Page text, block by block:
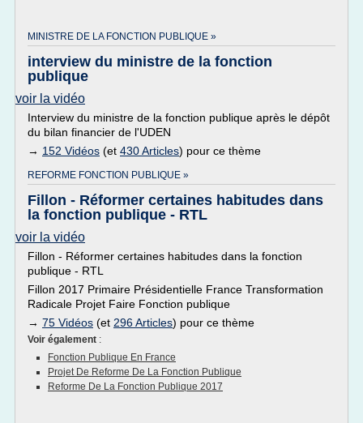
MINISTRE DE LA FONCTION PUBLIQUE »
interview du ministre de la fonction
publique
voir la vidéo
Interview du ministre de la fonction publique après le dépôt
du bilan financier de l'UDEN
→ 152 Vidéos (et 430 Articles) pour ce thème
REFORME FONCTION PUBLIQUE »
Fillon - Réformer certaines habitudes dans
la fonction publique - RTL
voir la vidéo
Fillon - Réformer certaines habitudes dans la fonction
publique - RTL
Fillon 2017 Primaire Présidentielle France Transformation
Radicale Projet Faire Fonction publique
→ 75 Vidéos (et 296 Articles) pour ce thème
Voir également :
Fonction Publique En France
Projet De Reforme De La Fonction Publique
Reforme De La Fonction Publique 2017